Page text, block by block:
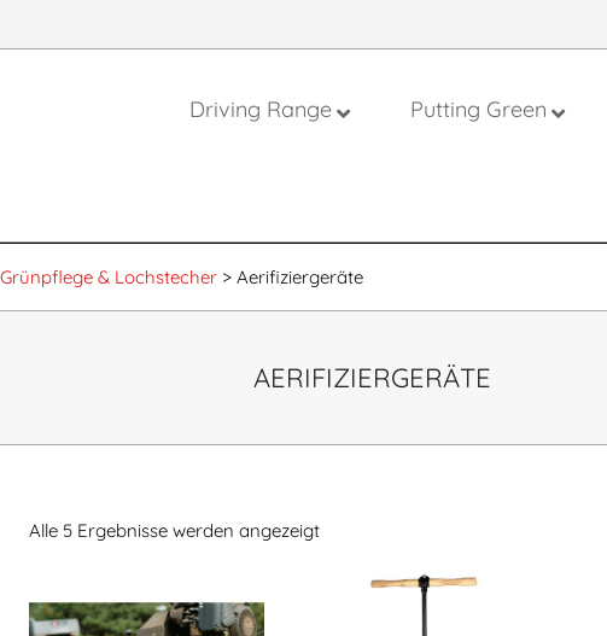
Driving Range Putting Green
Grünpflege & Lochstecher > Aerifiziergeräte
AERIFIZIERGERÄTE
Alle 5 Ergebnisse werden angezeigt